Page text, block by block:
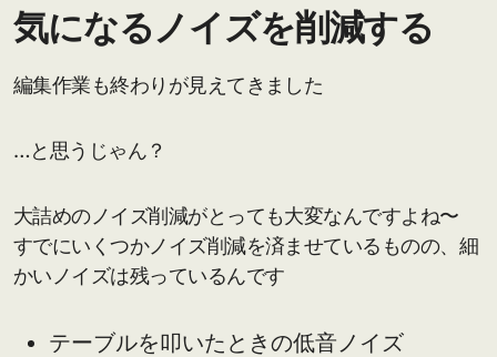
気になるノイズを削減する
編集作業も終わりが見えてきました
…と思うじゃん？
大詰めのノイズ削減がとっても大変なんですよね〜
すでにいくつかノイズ削減を済ませているものの、細
かいノイズは残っているんです
テーブルを叩いたときの低音ノイズ